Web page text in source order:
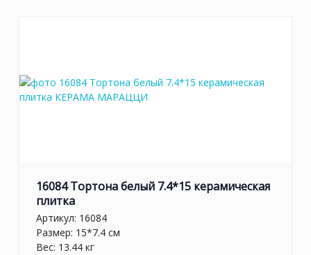
16084 Тортона белый 7.4*15 керамическая
плитка
Артикул: 16084
Размер: 15*7.4 см
Вес: 13.44 кг